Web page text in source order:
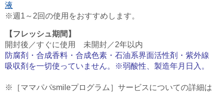
液
※週1～2回の使用をおすすめします。
【フレッシュ期間】
開封後／すぐに使用 未開封／2年以内
防腐剤・合成香料・合成色素・石油系界面活性剤・紫外線
吸収剤を一切使っていません。※弱酸性、製造年月日入。
※［ママパパsmileプログラム］サービスについての詳細は